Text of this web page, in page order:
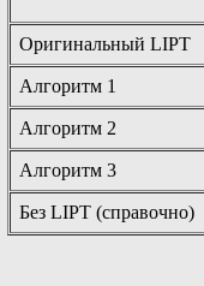
Оригинальный LIPT
Алгоритм 1
Алгоритм 2
Алгоритм 3
Без LIPT (справочно)